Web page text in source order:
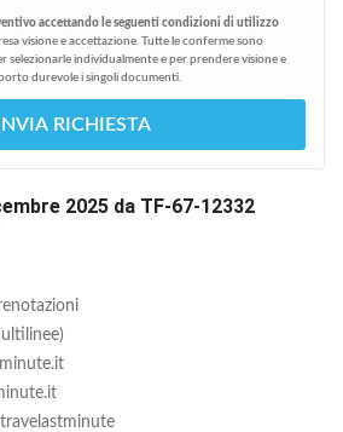
accettando le seguenti condizioni di utilizzo
visione e accettazione. Tutte le conferme sono
selezionarle individualmente e per prendere visione e
durevole i singoli documenti.
INVIA RICHIESTA
2025 da TF-67-12332